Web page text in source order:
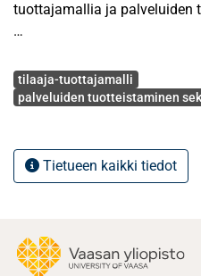
tuottajamallia ja palveluiden
alle 40 000 asukkaan
Satakunnan, Varsinais-
Tutkimusaineisto
Tutkimusaineisto on luokiteltu
Tutkimustuloksien mukaan
kustannuslaskentaa ja
Avainsanat
tilaaja-tuottajamalli
palveluiden tuotteistaminen
Tietueen kaikki tiedot